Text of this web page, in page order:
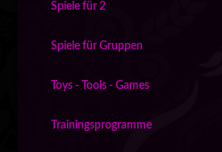
Spiele für 2
Spiele für Gruppen
Toys - Tools - Games
Trainingsprogramme